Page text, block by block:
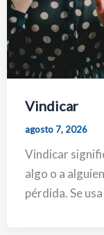
Vindicar
agosto 7, 2026
Vindicar
algo o a
pérdida. Se